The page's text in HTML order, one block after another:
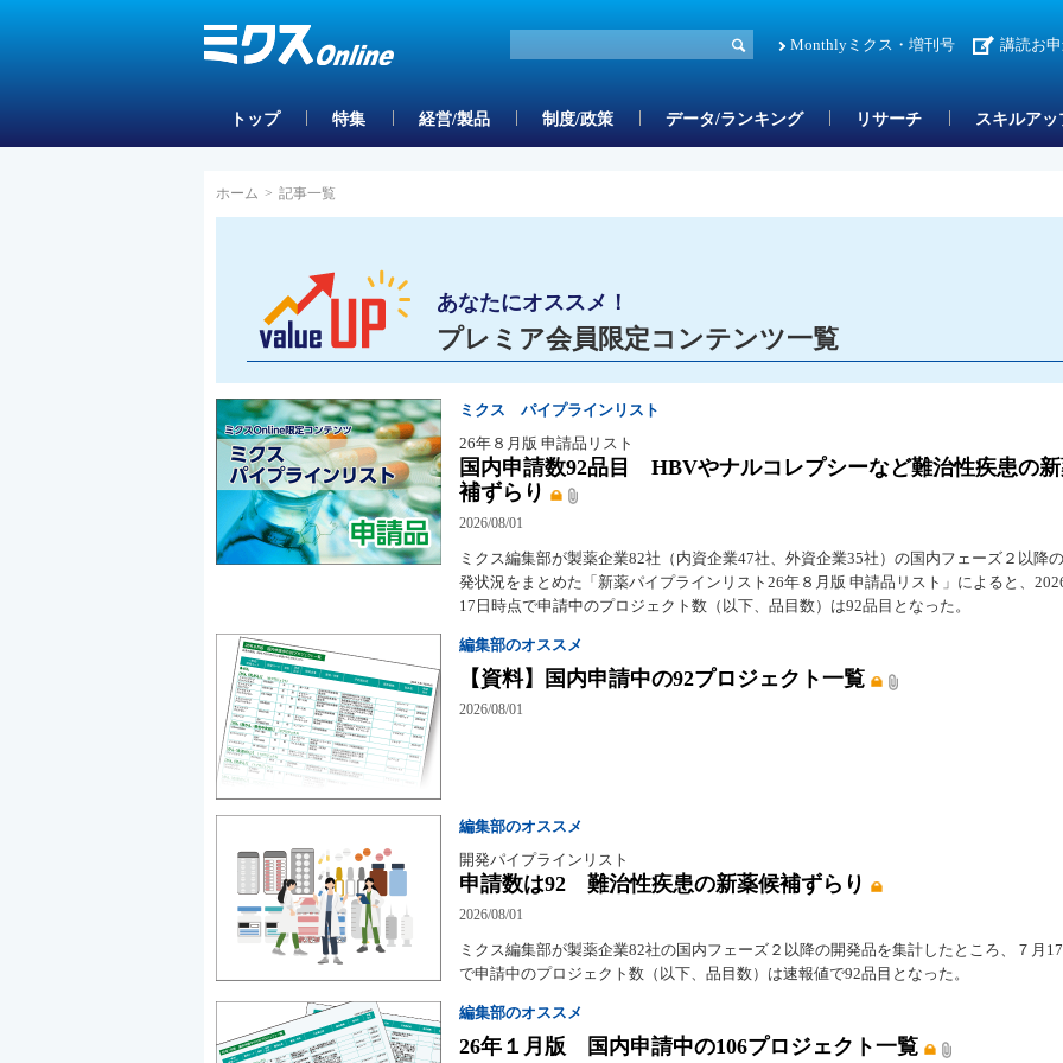
Monthlyミクス・増刊号 講読お
トップ 特集 経営/製品 制度/政策 データ/ランキング リサーチ スキルア
ホーム > 記事一覧
あなたにオススメ！
プレミア会員限定コンテンツ一覧
ミクス パイプラインリスト
26年８月版 申請品リスト
国内申請数92品目 HBVやナルコレプシーなど難治性疾患の
補ずらり
2026/08/01
ミクス編集部が製薬企業82社（内資企業47社、外資企業35社）の国内フェーズ２以降
発状況をまとめた「新薬パイプラインリスト26年８月版 申請品リスト」によると、
17日時点で申請中のプロジェクト数（以下、品目数）は92品目となった。
編集部のオススメ
【資料】国内申請中の92プロジェクト一覧
2026/08/01
編集部のオススメ
開発パイプラインリスト
申請数は92 難治性疾患の新薬候補ずらり
2026/08/01
ミクス編集部が製薬企業82社の国内フェーズ２以降の開発品を集計したところ、７月
で申請中のプロジェクト数（以下、品目数）は速報値で92品目となった。
編集部のオススメ
26年１月版 国内申請中の106プロジェクト一覧